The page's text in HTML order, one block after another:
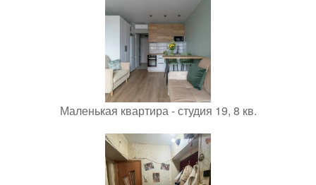
Маленькая квартира - студия 19, 8 кв.